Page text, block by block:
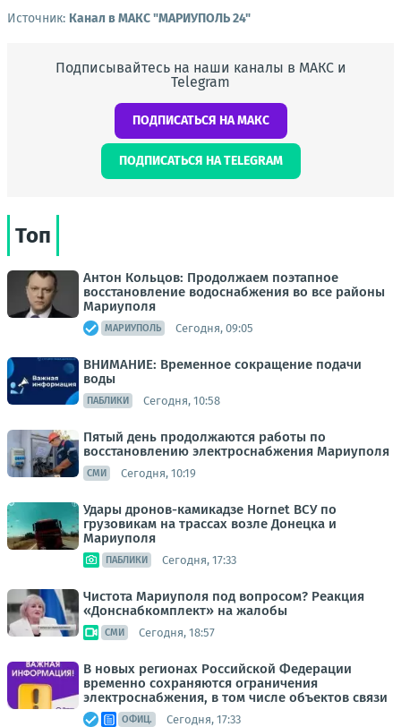
Источник: Канал в МАКС "МАРИУПОЛЬ 24"
Подписывайтесь на наши каналы в МАКС и
Telegram
ПОДПИСАТЬСЯ НА МАКС
ПОДПИСАТЬСЯ НА TELEGRAM
Топ
Антон Кольцов: Продолжаем поэтапное
восстановление водоснабжения во все районы
Мариуполя
МАРИУПОЛЬ Сегодня, 09:05
ВНИМАНИЕ: Временное сокращение подачи
воды
ПАБЛИКИ Сегодня, 10:58
Пятый день продолжаются работы по
восстановлению электроснабжения Мариуполя
СМИ Сегодня, 10:19
Удары дронов-камикадзе Hornet ВСУ по
грузовикам на трассах возле Донецка и
Мариуполя
ПАБЛИКИ Сегодня, 17:33
Чистота Мариуполя под вопросом? Реакция
«Донснабкомплект» на жалобы
СМИ Сегодня, 18:57
В новых регионах Российской Федерации
временно сохраняются ограничения
электроснабжения, в том числе объектов связи
ОФИЦ. Сегодня, 17:33